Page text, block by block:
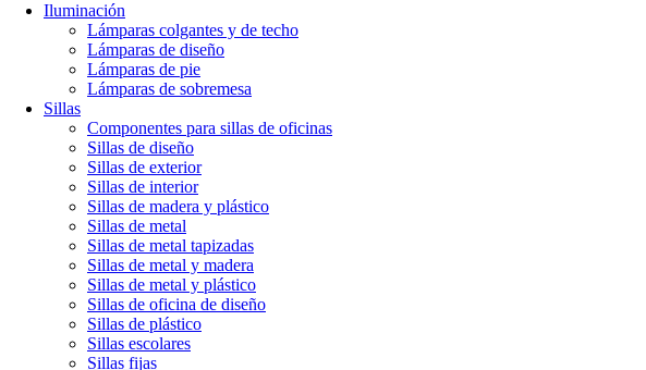
Iluminación
Lámparas colgantes y de techo
Lámparas de diseño
Lámparas de pie
Lámparas de sobremesa
Sillas
Componentes para sillas de oficinas
Sillas de diseño
Sillas de exterior
Sillas de interior
Sillas de madera y plástico
Sillas de metal
Sillas de metal tapizadas
Sillas de metal y madera
Sillas de metal y plástico
Sillas de oficina de diseño
Sillas de plástico
Sillas escolares
Sillas fijas